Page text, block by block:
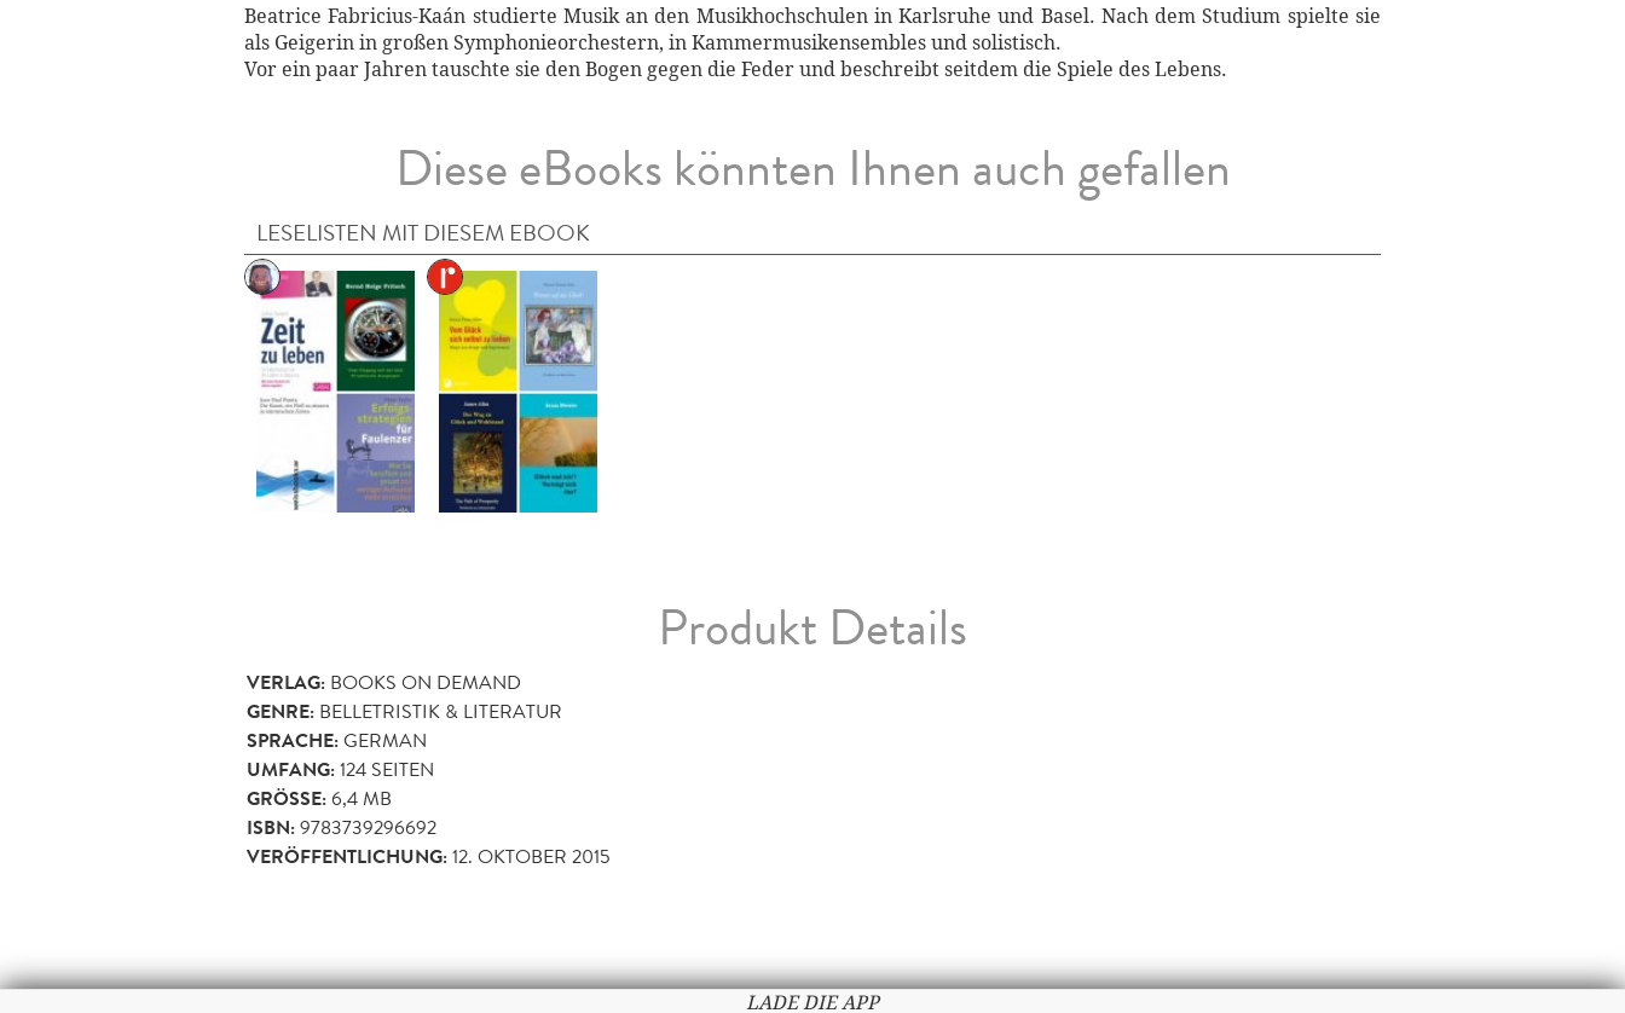
Beatrice Fabricius-Kaán studierte Musik an den Musikhochschulen in Karlsruhe und Basel. Nach dem Studium spielte sie
als Geigerin in großen Symphonieorchestern, in Kammermusikensembles und solistisch.
Vor ein paar Jahren tauschte sie den Bogen gegen die Feder und beschreibt seitdem die Spiele des Lebens.
Diese eBooks könnten Ihnen auch gefallen
LESELISTEN MIT DIESEM EBOOK
Produkt Details
VERLAG: BOOKS ON DEMAND
GENRE: BELLETRISTIK & LITERATUR
SPRACHE:GERMAN
UMFANG:124 SEITEN
GRÖSSE: 6,4 MB
ISBN:9783739296692
VERÖFFENTLICHUNG:12. OKTOBER 2015
LADE DIE APP